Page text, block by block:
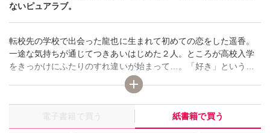
ないピュアラブ。
転校先の学校で出会った龍也に生まれて初めての恋をした遥香。
一途な気持ちが通じてつきあいはじめた２人。ところが高校入学
をきっかけにふたりのすれ違いが始まって…。「好き」という気
持ちだけでは、恋はうまくいかないの…!? 涙がこぼれそうな切
電子書籍で買う 紙書籍で買う